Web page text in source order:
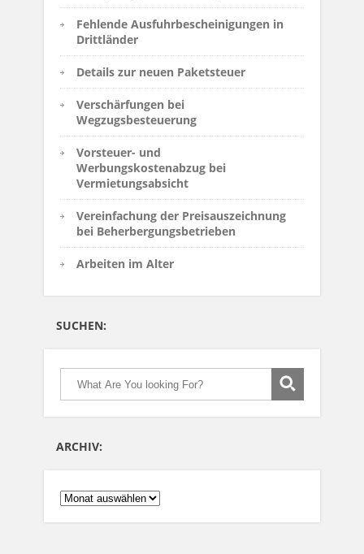
Fehlende Ausfuhrbescheinigungen in
Drittländer
Details zur neuen Paketsteuer
Verschärfungen bei
Wegzugsbesteuerung
Vorsteuer- und
Werbungskostenabzug bei
Vermietungsabsicht
Vereinfachung der Preisauszeichnung
bei Beherbergungsbetrieben
Arbeiten im Alter
SUCHEN:
ARCHIV:
ARCHIV: